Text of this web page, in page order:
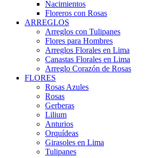
Nacimientos
Floreros con Rosas
ARREGLOS
Arreglos con Tulipanes
Flores para Hombres
Arreglos Florales en Lima
Canastas Florales en Lima
Arreglo Corazón de Rosas
FLORES
Rosas Azules
Rosas
Gerberas
Lilium
Anturios
Orquídeas
Girasoles en Lima
Tulipanes